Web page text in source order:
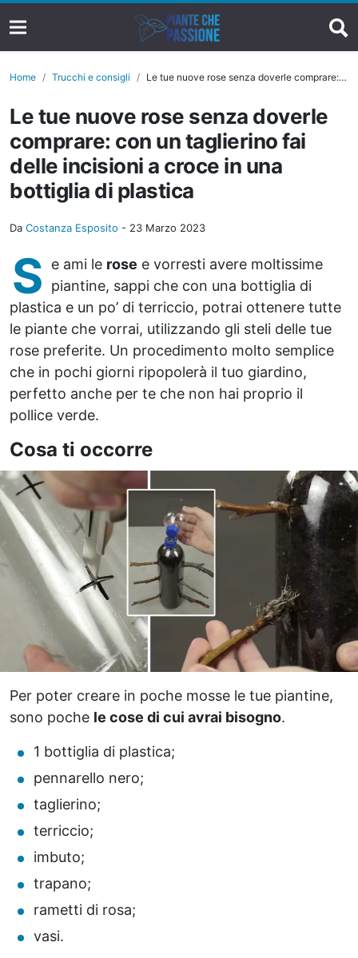
Home Trucchi e consigli Le tue nuove rose senza doverle comprare: con un taglierino fai delle incisioni a croce in una bottiglia di plastica
Le tue nuove rose senza doverle
comprare: con un taglierino fai
delle incisioni a croce in una
bottiglia di plastica
Da Costanza Esposito - 23 Marzo 2023
S e ami le rose e vorresti avere moltissime
piantine, sappi che con una bottiglia di
plastica e un po’ di terriccio, potrai ottenere tutte
le piante che vorrai, utilizzando gli steli delle tue
rose preferite. Un procedimento molto semplice
che in pochi giorni ripopolerà il tuo giardino,
perfetto anche per te che non hai proprio il
pollice verde.
Cosa ti occorre
Per poter creare in poche mosse le tue piantine,
sono poche le cose di cui avrai bisogno.
1 bottiglia di plastica;
pennarello nero;
taglierino;
terriccio;
imbuto;
trapano;
rametti di rosa;
vasi.